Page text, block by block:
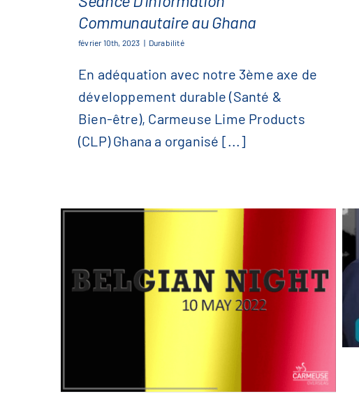
Seance D’information
Communautaire au Ghana
Communautaire au Ghana
février 10th, 2023 | Durabilité
En adéquation avec notre 3ème axe de
développement durable (Santé &
Bien-être), Carmeuse Lime Products
(CLP) Ghana a organisé [...]